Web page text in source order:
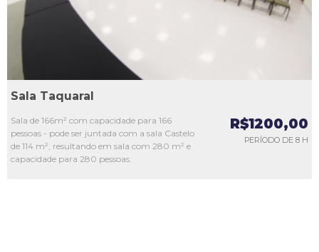
Sala Taquaral
Sala de 166m² com capacidade para 166
pessoas - pode ser juntada com a sala Castelo
de 114 m², resultando em sala com 280 m² e
capacidade para 280 pessoas.
R$1200,00
PERÍODO DE 8 H